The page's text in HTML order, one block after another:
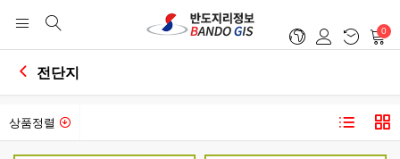
0
전단지
상품정렬